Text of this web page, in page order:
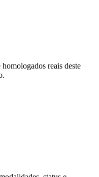
reais deste